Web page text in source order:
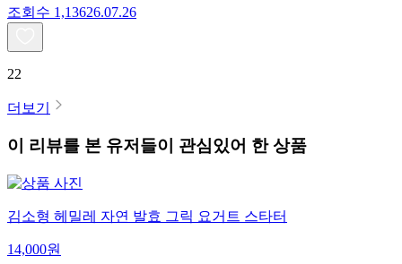
조회수 1,13626.07.26
22
더보기
이 리뷰를 본 유저들이 관심있어 한 상품
김소형 헤밀레 자연 발효 그릭 요거트 스타터
14,000원